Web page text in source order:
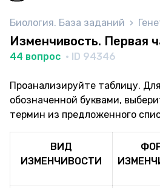
Биология. База заданий ›
Изменчивость. Первая
44 вопрос · ID 94346
Проанализируйте таблицу.
обозначенной буквами,
термин из предложенного
ВИД
ИЗМЕНЧИВОСТИ